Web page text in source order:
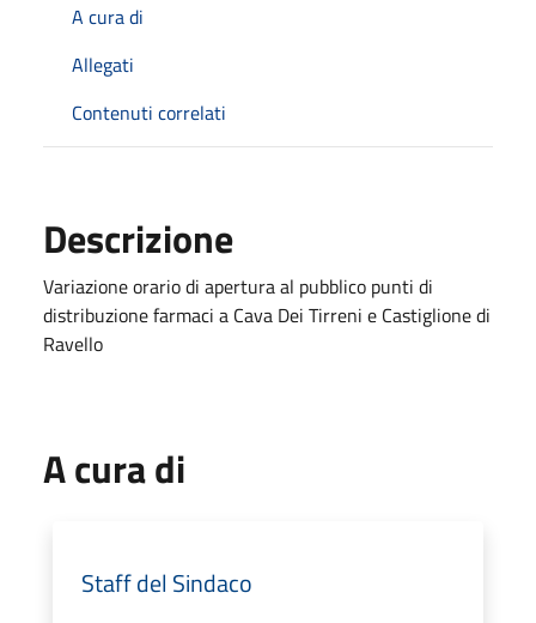
A cura di
Allegati
Contenuti correlati
Descrizione
Variazione orario di apertura al pubblico punti di
distribuzione farmaci a Cava Dei Tirreni e Castiglione di
Ravello
A cura di
Staff del Sindaco